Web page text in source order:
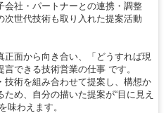
会社・パートナーとの連携・調整
次世代技術も取り入れた提案活動
正面から向き合い、「どうすれば現
できる技術営業の仕事 です。
技術を組み合わせて提案し、構想か
め、自分の描いた提案が“目に見え
味わえます。